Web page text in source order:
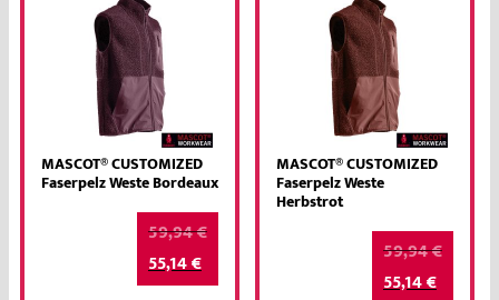
MASCOT® CUSTOMIZED
Faserpelz Weste Bordeaux
59,94€
55,14€
MASCOT® CUSTOMIZED
Faserpelz Weste
Herbstrot
59,94€
55,14€